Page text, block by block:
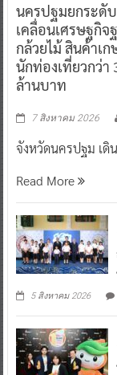
นครปฐมยกระดั
เคลื่อนเศรษฐกิ
กล้วยไม้ สินค้าเ
นักท่องเที่ยวกว่า
ล้านบาท
7 สิงหาคม 2026
จังหวัดนครปฐม เดิ
Read More
5 สิงหาคม 2026